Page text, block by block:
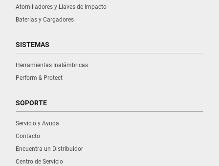
Atornilladores y Llaves de Impacto
Baterías y Cargadores
SISTEMAS
Herramientas Inalámbricas
Perform & Protect
SOPORTE
Servicio y Ayuda
Contacto
Encuentra un Distribuidor
Centro de Servicio